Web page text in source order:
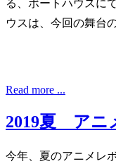
る、ボートハウスに
ウスは、今回の舞台
Read more ...
2019夏 アニ
今年、夏のアニメレ